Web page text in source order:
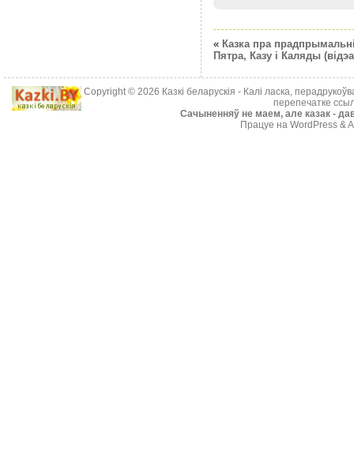
« Казка пра
Пятра, Казу і Каляды
Copyright © 2026 Казкі беларускія - Калі ласка,
перепечатке
Cачыненняў не маем, але казак -
Працуе на WordPress &